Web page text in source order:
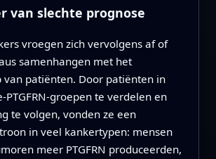
van slechte prognose
vroegen zich vervolgens af of
samenhangen met het
van patiënten. Door patiënten in
PTGFRN-groepen te verdelen en
te volgen, vonden ze een
in veel kankertypen: mensen
meer PTGFRN produceerden,